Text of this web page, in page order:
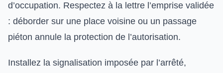
d’occupation. Respectez à la lettre l’emprise validée
: déborder sur une place voisine ou un passage
piéton annule la protection de l’autorisation.
Installez la signalisation imposée par l’arrêté,